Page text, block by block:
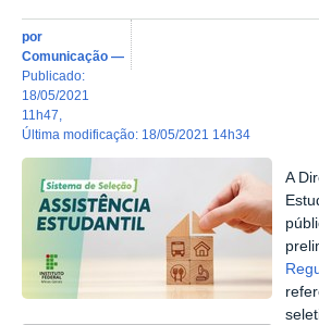
por
Comunicação —
publicado:
18/05/2021
11h47
última modificação: 18/05/2021 14h34
A